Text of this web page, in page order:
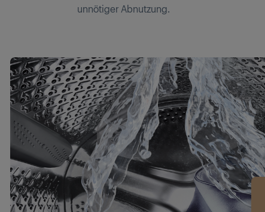
unnötiger Abnutzung.